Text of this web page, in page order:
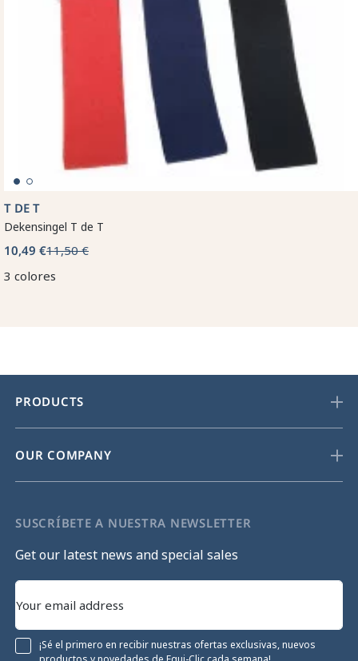
T DE T
Dekensingel T de T
10,49 €11,50 €
3 colores
PRODUCTS
OUR COMPANY
SUSCRÍBETE A NUESTRA NEWSLETTER
Get our latest news and special sales
¡Sé el primero en recibir nuestras ofertas exclusivas, nuevos